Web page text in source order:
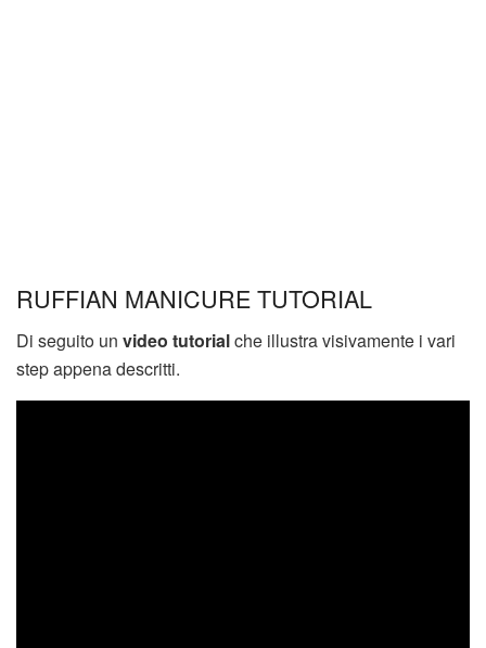
RUFFIAN MANICURE TUTORIAL
Di seguito un video tutorialche illustra visivamente i vari
step appena descritti.